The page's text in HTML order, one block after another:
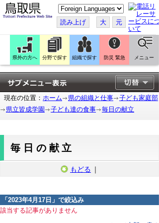
こ
の
ペ
ー
ジ
翻
訳
す
る
読み上げ 大 元
県外の方へ 分野で探す 組織で探す 防災 緊急 メニュー
現在の位置： ホーム 県の組織と仕事
子ども家庭部
県立皆成学園
子ども達の食事 毎日の献立
毎日の献立
もどる ｜
「 2023年4月17日 」で絞込み
該当する記事がありません